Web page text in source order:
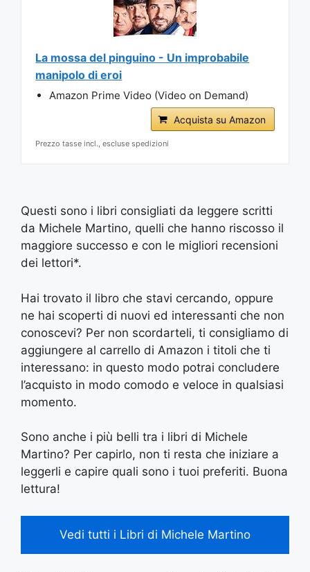
La mossa del pinguino - Un improbabile
manipolo di eroi
Amazon Prime Video (Video on Demand)
Acquista su Amazon
Prezzo tasse incl., escluse spedizioni
Questi sono i libri consigliati da leggere scritti
da Michele Martino, quelli che hanno riscosso il
maggiore successo e con le migliori recensioni
dei lettori*.
Hai trovato il libro che stavi cercando, oppure
ne hai scoperti di nuovi ed interessanti che non
conoscevi? Per non scordarteli, ti consigliamo di
aggiungere al carrello di Amazon i titoli che ti
interessano: in questo modo potrai concludere
l’acquisto in modo comodo e veloce in qualsiasi
momento.
Sono anche i più belli tra i libri di Michele
Martino? Per capirlo, non ti resta che iniziare a
leggerli e capire quali sono i tuoi preferiti. Buona
lettura!
Vedi tutti i Libri di Michele Martino